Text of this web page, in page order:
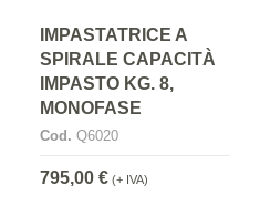
IMPASTATRICE A
SPIRALE CAPACITÀ
IMPASTO KG. 8,
MONOFASE
Cod. Q6020
795,00 € (+ IVA)